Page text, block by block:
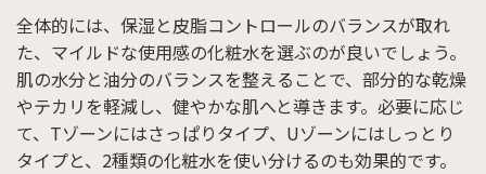
全体的には、保湿と皮脂コントロールのバランスが取れ
た、マイルドな使用感の化粧水を選ぶのが良いでしょう。
肌の水分と油分のバランスを整えることで、部分的な乾燥
やテカリを軽減し、健やかな肌へと導きます。必要に応じ
て、Tゾーンにはさっぱりタイプ、Uゾーンにはしっとり
タイプと、2種類の化粧水を使い分けるのも効果的です。